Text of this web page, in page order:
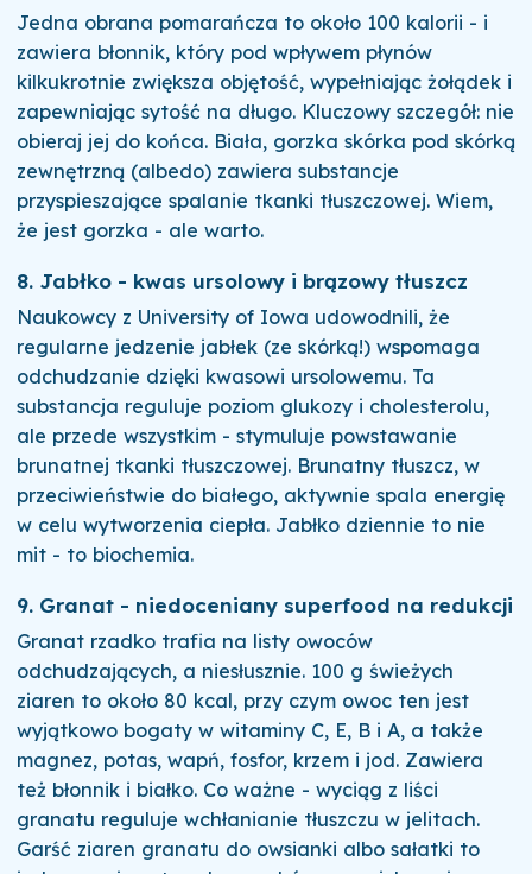
Jedna obrana pomarańcza to około 100 kalorii - i
zawiera błonnik, który pod wpływem płynów
kilkukrotnie zwiększa objętość, wypełniając żołądek i
zapewniając sytość na długo. Kluczowy szczegół: nie
obieraj jej do końca. Biała, gorzka skórka pod skórką
zewnętrzną (albedo) zawiera substancje
przyspieszające spalanie tkanki tłuszczowej. Wiem,
że jest gorzka - ale warto.
8. Jabłko - kwas ursolowy i brązowy tłuszcz
Naukowcy z University of Iowa udowodnili, że
regularne jedzenie jabłek (ze skórką!) wspomaga
odchudzanie dzięki kwasowi ursolowemu. Ta
substancja reguluje poziom glukozy i cholesterolu,
ale przede wszystkim - stymuluje powstawanie
brunatnej tkanki tłuszczowej. Brunatny tłuszcz, w
przeciwieństwie do białego, aktywnie spala energię
w celu wytworzenia ciepła. Jabłko dziennie to nie
mit - to biochemia.
9. Granat - niedoceniany superfood na redukcji
Granat rzadko trafia na listy owoców
odchudzających, a niesłusznie. 100 g świeżych
ziaren to około 80 kcal, przy czym owoc ten jest
wyjątkowo bogaty w witaminy C, E, B i A, a także
magnez, potas, wapń, fosfor, krzem i jod. Zawiera
też błonnik i białko. Co ważne - wyciąg z liści
granatu reguluje wchłanianie tłuszczu w jelitach.
Garść ziaren granatu do owsianki albo sałatki to